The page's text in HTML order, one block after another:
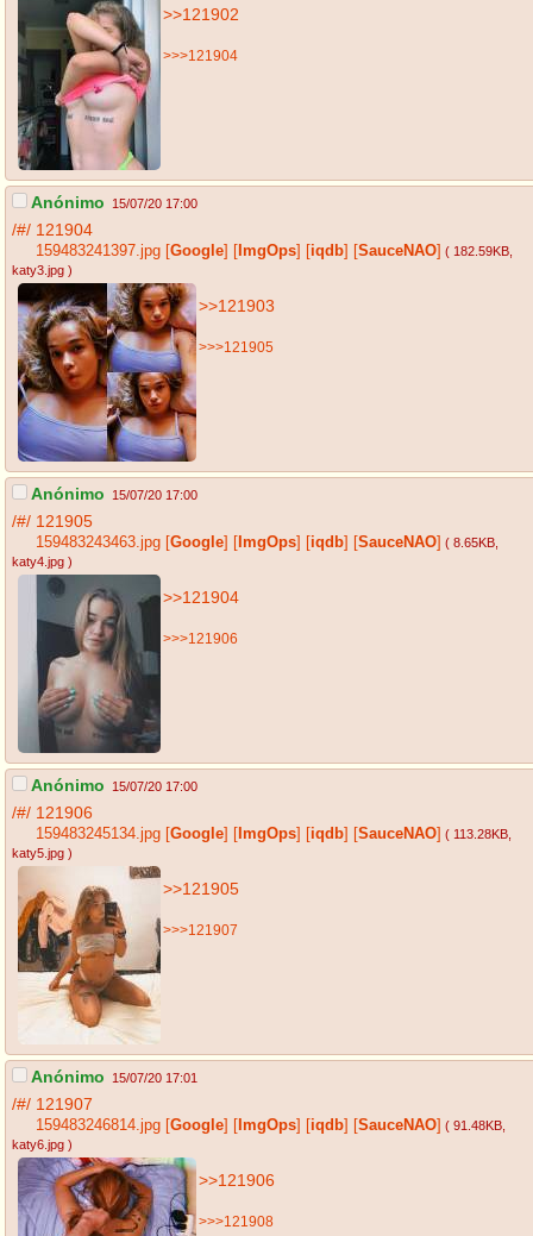
>>121902
>>>121904
Anónimo 15/07/20 17:00
/#/ 121904
159483241397.jpg [Google] [ ImgOps] [iqdb] [SauceNAO] ( 182.59KB
katy3.jpg )
>>121903
>>>121905
Anónimo 15/07/20 17:00
/#/ 121905
159483243463.jpg [Google] [ ImgOps] [iqdb] [SauceNAO] ( 8.65KB
katy4.jpg )
>>121904
>>>121906
Anónimo 15/07/20 17:00
/#/ 121906
159483245134.jpg [Google] [ ImgOps] [iqdb] [SauceNAO] ( 113.28KB
katy5.jpg )
>>121905
>>>121907
Anónimo 15/07/20 17:01
/#/ 121907
159483246814.jpg [Google] [ ImgOps] [iqdb] [SauceNAO] ( 91.48KB
katy6.jpg )
>>121906
>>>121908